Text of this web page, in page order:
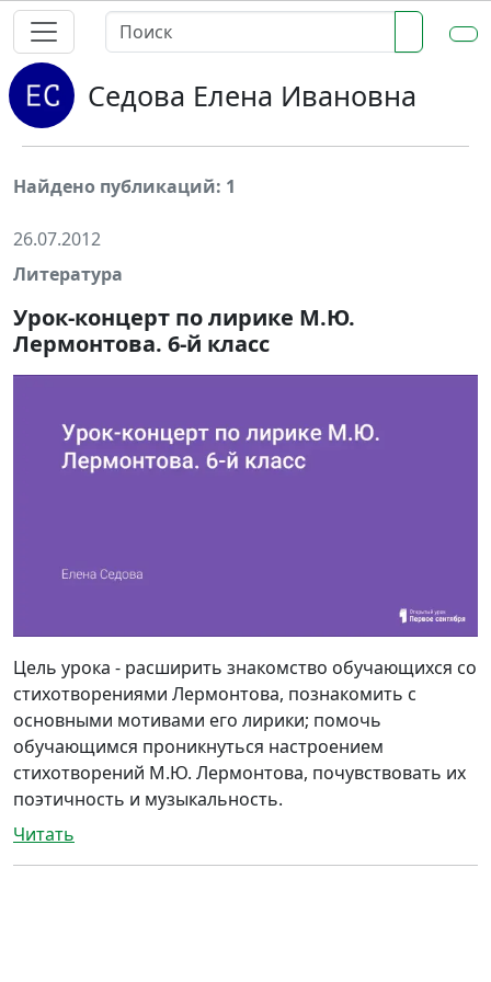
Седова Елена Ивановна
Найдено публикаций: 1
26.07.2012
Литература
Урок-концерт по лирике М.Ю.
Лермонтова. 6-й класс
Цель урока - расширить знакомство обучающихся со
стихотворениями Лермонтова, познакомить с
основными мотивами его лирики; помочь
обучающимся проникнуться настроением
стихотворений М.Ю. Лермонтова, почувствовать их
поэтичность и музыкальность.
Читать